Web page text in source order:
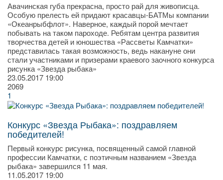
Авачинская губа прекрасна, просто рай для живописца.
Особую прелесть ей придают красавцы-БАТМы компании
«Океанрыбфлот». Наверное, каждый порой мечтает
побывать на таком пароходе. Ребятам центра развития
творчества детей и юношества «Рассветы Камчатки»
представилась такая возможность, ведь накануне они
стали участниками и призерами краевого заочного конкурса
рисунка «Звезда рыбака»
23.05.2017 19:00
2069
1
Конкурс «Звезда Рыбака»: поздравляем
победителей!
Первый конкурс рисунка, посвященный самой главной
профессии Камчатки, с поэтичным названием «Звезда
рыбака» завершился 11 мая.
11.05.2017 19:00